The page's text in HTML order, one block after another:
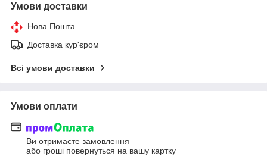
Умови доставки
Нова Пошта
Доставка кур'єром
Всі умови доставки
Умови оплати
Ви отримаєте замовлення
або гроші повернуться на вашу картку